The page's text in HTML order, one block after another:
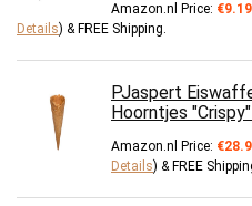
Amazon.nl Price: €9.19
Details) & FREE Shipping.
PJaspert
Hoorntjes
Amazon.nl Price: €
Details) & FREE